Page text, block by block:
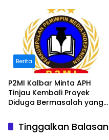
Bermasalah
Berita
P2MI Kalbar Minta APH
Tinjau Kembali Proyek
Diduga Bermasalah yang
Tinggalkan Balasan